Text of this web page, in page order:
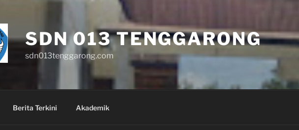
SDN 013 TENGGARONG
sdn013tenggarong.com
Berita Terkini Akademik